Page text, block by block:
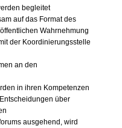
begleitet
auf das Format des
Wahrnehmung
der Koordinierungsstelle
an den
in ihren Kompetenzen
über
ausgehend, wird